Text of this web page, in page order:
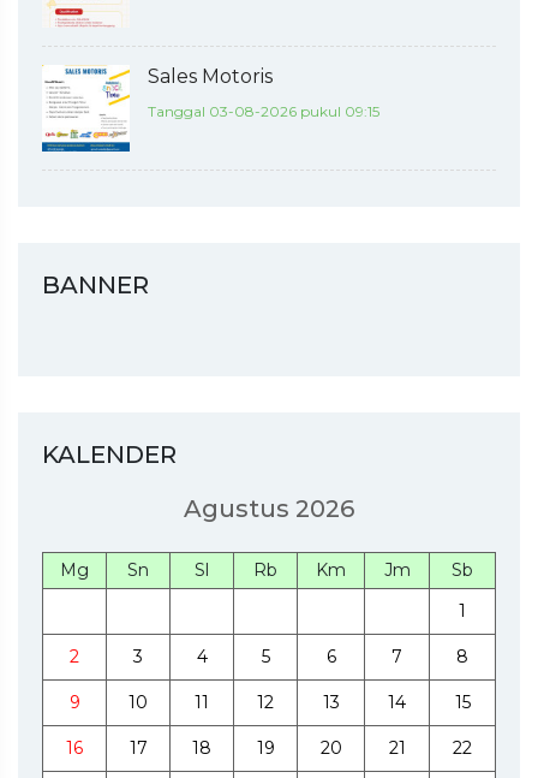
Sales Motoris
Tanggal 03-08-2026 pukul 09:15
BANNER
KALENDER
Agustus 2026
Mg Sn Sl Rb Km Jm
Sb
1
2 3 4 5 6 7 8
9 10 11 12 13 14 15
16 17 18 19 20 21 22